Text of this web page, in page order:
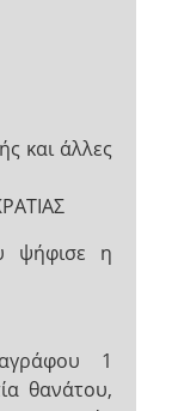
και άλλες
ψήφισε η
1
θανάτου,